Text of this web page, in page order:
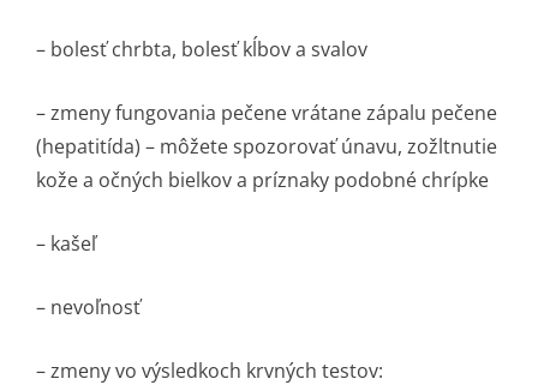
– bolesť chrbta, bolesť kĺbov a svalov
– zmeny fungovania pečene vrátane zápalu pečene
(hepatitída) – môžete spozorovať únavu, zožltnutie
kože a očných bielkov a príznaky podobné chrípke
– kašeľ
– nevoľnosť
– zmeny vo výsledkoch krvných testov: